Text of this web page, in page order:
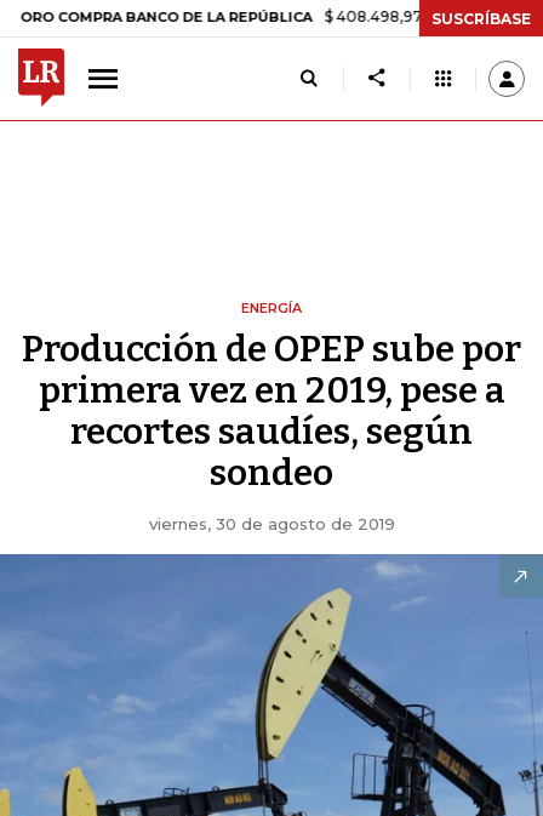
BANCO DE LA REPÚBLICA $ 408.498,97 +$ 8.753,81 +2,19%
SUSCRÍBASE
ENERGÍA
Producción de OPEP sube por
primera vez en 2019, pese a
recortes saudíes, según
sondeo
viernes, 30 de agosto de 2019